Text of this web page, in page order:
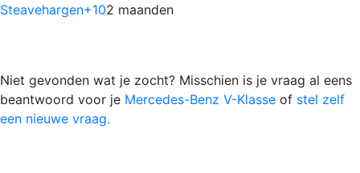
Steavehargen+102 maanden
Niet gevonden wat je zocht? Misschien is je vraag al eens
beantwoord voor je Mercedes-Benz V-Klasse of stel zelf
een nieuwe vraag.